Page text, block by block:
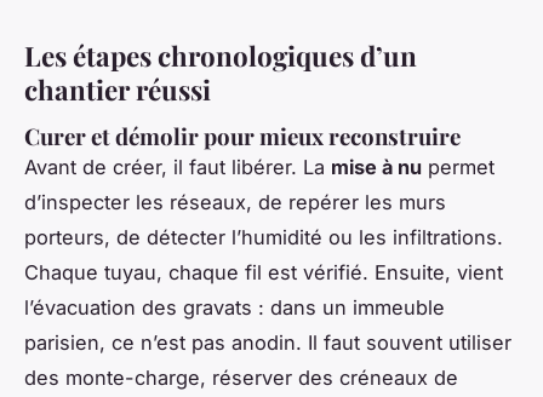
Les étapes chronologiques d’un
chantier réussi
Curer et démolir pour mieux reconstruire
Avant de créer, il faut libérer. La mise à nu permet
d’inspecter les réseaux, de repérer les murs
porteurs, de détecter l’humidité ou les infiltrations.
Chaque tuyau, chaque fil est vérifié. Ensuite, vient
l’évacuation des gravats : dans un immeuble
parisien, ce n’est pas anodin. Il faut souvent utiliser
des monte-charge, réserver des créneaux de